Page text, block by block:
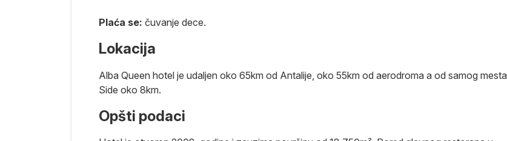
Plaća se: čuvanje dece.
Lokacija
Alba Queen hotel je udaljen oko 65km od Antalije, oko 55km od aerodroma a od samog mesta
Side oko 8km.
Opšti podaci